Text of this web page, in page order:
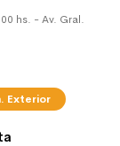
hs. - Av. Gral.
Exterior